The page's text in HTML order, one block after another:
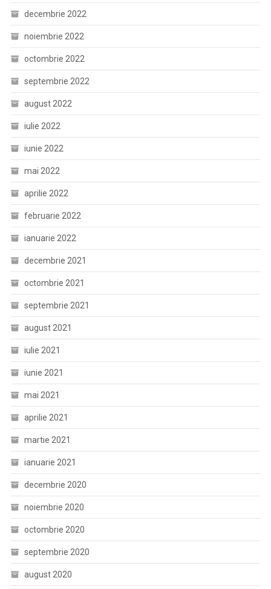
decembrie 2022
noiembrie 2022
octombrie 2022
septembrie 2022
august 2022
iulie 2022
iunie 2022
mai 2022
aprilie 2022
februarie 2022
ianuarie 2022
decembrie 2021
octombrie 2021
septembrie 2021
august 2021
iulie 2021
iunie 2021
mai 2021
aprilie 2021
martie 2021
ianuarie 2021
decembrie 2020
noiembrie 2020
octombrie 2020
septembrie 2020
august 2020